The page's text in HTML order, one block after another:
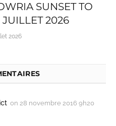
SUNSET TO
2026
2026
on 28 novembre 2016 9h20